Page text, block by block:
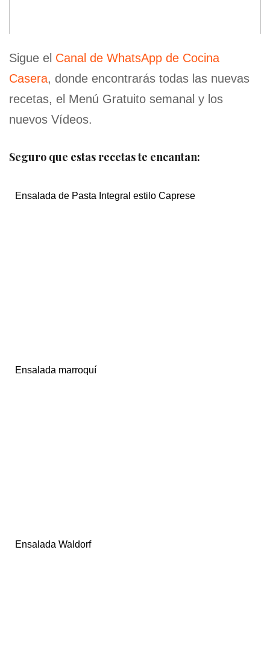
Sigue el Canal de WhatsApp de Cocina
Casera, donde encontrarás todas las nuevas
recetas, el Menú Gratuito semanal y los
nuevos Vídeos.
Seguro que estas recetas te encantan:
Ensalada de Pasta Integral estilo Caprese
Ensalada marroquí
Ensalada Waldorf